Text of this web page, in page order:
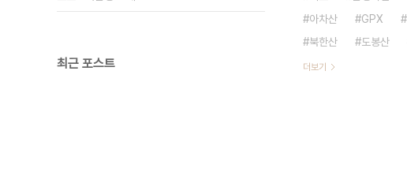
최근 포스트
아차산
GPX
북한산
도봉산
더보기